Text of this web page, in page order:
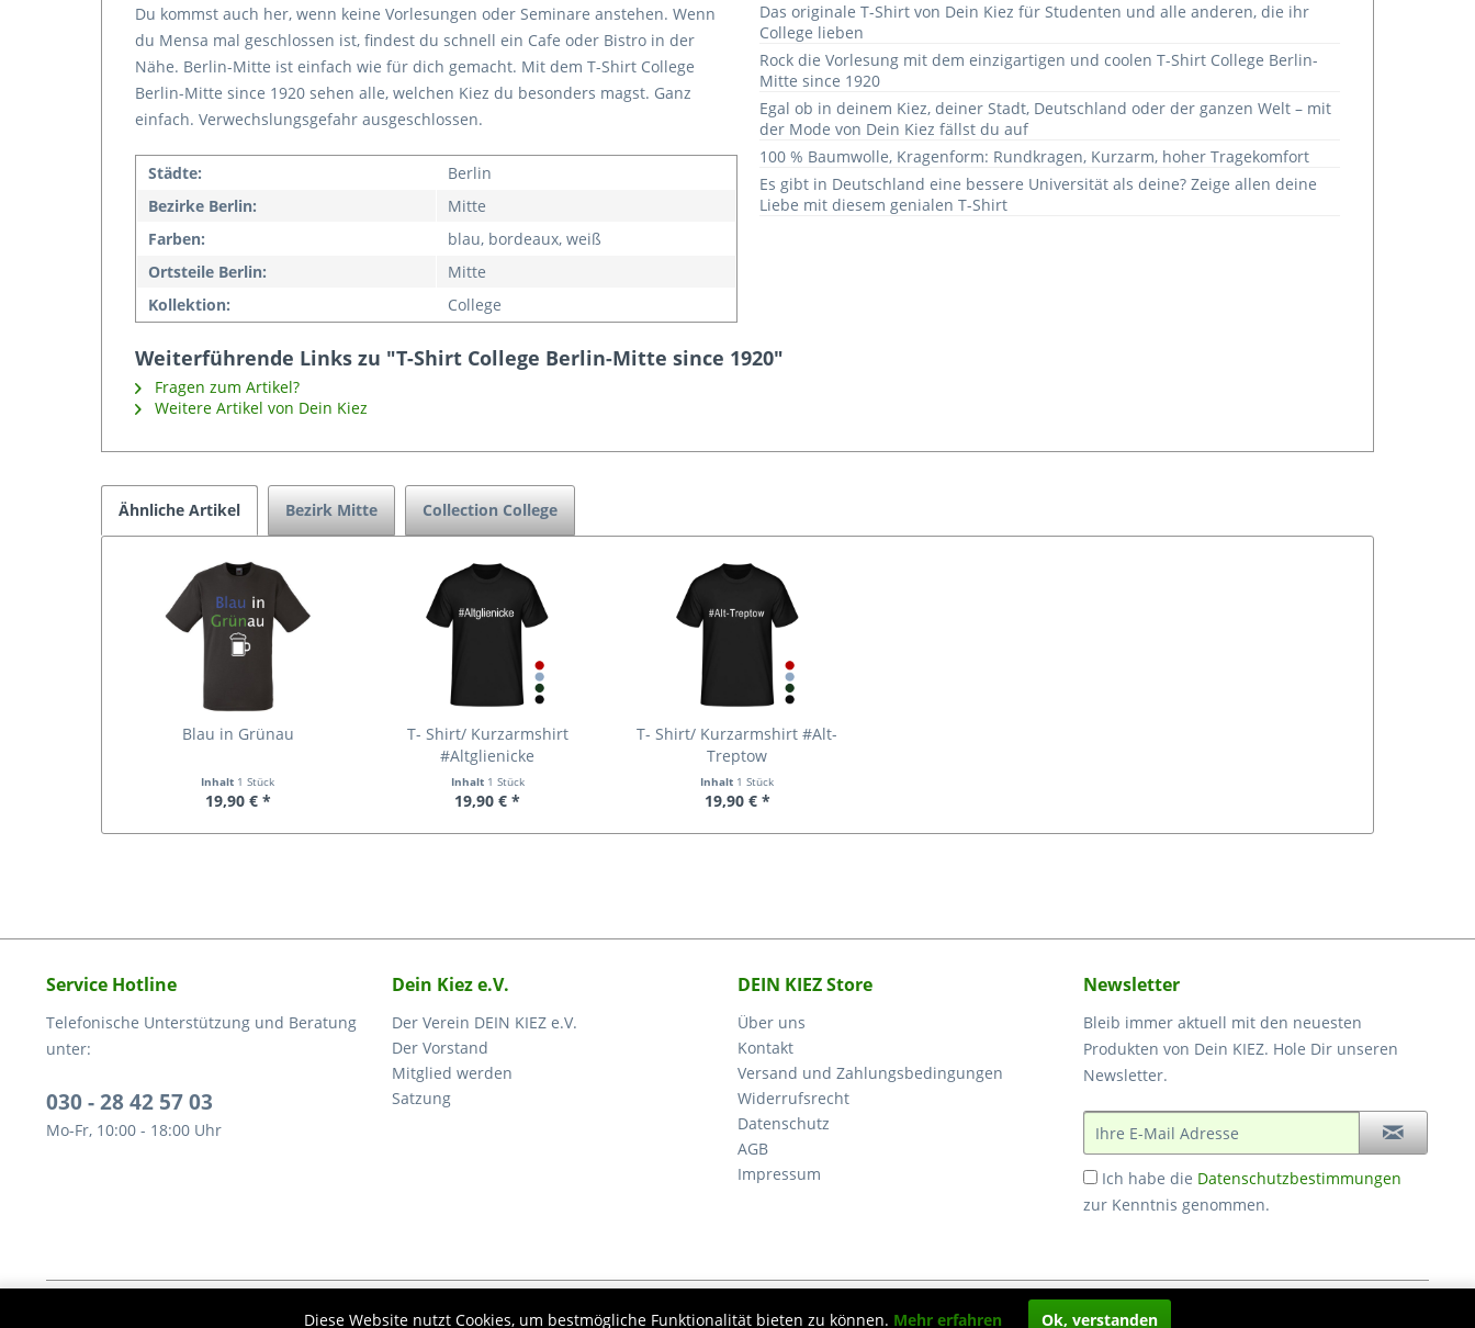
Das originale T-Shirt von Dein Kiez für Studenten und alle anderen, die ihr
College lieben
Rock die Vorlesung mit dem einzigartigen und coolen T-Shirt College Berlin-
Mitte since 1920
Egal ob in deinem Kiez, deiner Stadt, Deutschland oder der ganzen Welt – mit
der Mode von Dein Kiez fällst du auf
100 % Baumwolle, Kragenform: Rundkragen, Kurzarm, hoher Tragekomfort
Es gibt in Deutschland eine bessere Universität als deine? Zeige allen deine
Liebe mit diesem genialen T-Shirt
Du kommst auch her, wenn keine Vorlesungen oder Seminare anstehen. Wenn
du Mensa mal geschlossen ist, findest du schnell ein Cafe oder Bistro in der
Nähe. Berlin-Mitte ist einfach wie für dich gemacht. Mit dem T-Shirt College
Berlin-Mitte since 1920 sehen alle, welchen Kiez du besonders magst. Ganz
einfach. Verwechslungsgefahr ausgeschlossen.
Städte:
Berlin
Bezirke Berlin:
Mitte
Farben:
blau, bordeaux, weiß
Ortsteile Berlin:
Mitte
Kollektion:
College
Weiterführende Links zu "T-Shirt College Berlin-Mitte since 1920"
Fragen zum Artikel?
Weitere Artikel von Dein Kiez
Ähnliche Artikel Bezirk Mitte Collection College
Blau in Grünau
Inhalt 1 Stück
19,90 € *
T- Shirt/ Kurzarmshirt
#Altglienicke
Inhalt 1 Stück
19,90 € *
T- Shirt/ Kurzarmshirt #Alt-
Treptow
Inhalt 1 Stück
19,90 € *
Service Hotline
Telefonische Unterstützung und Beratung
unter:
030 - 28 42 57 03
Mo-Fr, 10:00 - 18:00 Uhr
Dein Kiez e.V.
Der Verein DEIN KIEZ e.V.
Der Vorstand
Mitglied werden
Satzung
DEIN KIEZ Store
Über uns
Kontakt
Versand und Zahlungsbedingungen
Widerrufsrecht
Datenschutz
AGB
Impressum
Newsletter
Bleib immer aktuell mit den neuesten
Produkten von Dein KIEZ. Hole Dir unseren
Newsletter.
Ich habe die Datenschutzbestimmungen
zur Kenntnis genommen.
* Alle Preise inkl. gesetzl. Mehrwertsteuer zzgl.Versandkostenund ggf. Nachnahmegebühren, wenn nicht anders beschrieben
Diese Website nutzt Cookies, um bestmögliche Funktionalität bieten zu können. Mehr erfahren Ok, verstanden